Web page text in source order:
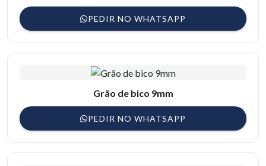
PEDIR NO WHATSAPP
Grão de bico 9mm
PEDIR NO WHATSAPP